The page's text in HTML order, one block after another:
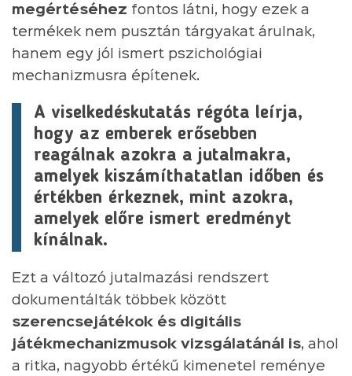
megértéséhez fontos látni, hogy ezek a
termékek nem pusztán tárgyakat árulnak,
hanem egy jól ismert pszichológiai
mechanizmusra építenek.
A viselkedéskutatás régóta leírja,
hogy az emberek erősebben
reagálnak azokra a jutalmakra,
amelyek kiszámíthatatlan időben és
értékben érkeznek, mint azokra,
amelyek előre ismert eredményt
kínálnak.
Ezt a változó jutalmazási rendszert
dokumentálták többek között
szerencsejátékok és digitális
játékmechanizmusok vizsgálatánál is, ahol
a ritka, nagyobb értékű kimenetel reménye